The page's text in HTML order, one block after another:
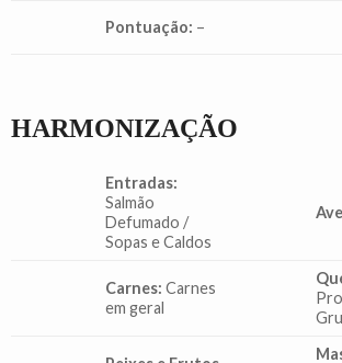
Pontuação: –
HARMONIZAÇÃO
Entradas:
Salmão
Defumado /
Sopas e Caldos
Carnes: Carnes
em geral